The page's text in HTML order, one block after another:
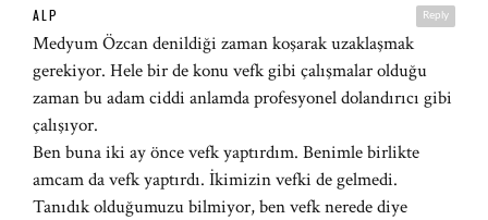
Reply
ALP
Medyum Özcan denildiği zaman koşarak uzaklaşmak
gerekiyor. Hele bir de konu vefk gibi çalışmalar olduğu
zaman bu adam ciddi anlamda profesyonel dolandırıcı gibi
çalışıyor.
Ben buna iki ay önce vefk yaptırdım. Benimle birlikte
amcam da vefk yaptırdı. İkimizin vefki de gelmedi.
Tanıdık olduğumuzu bilmiyor, ben vefk nerede diye